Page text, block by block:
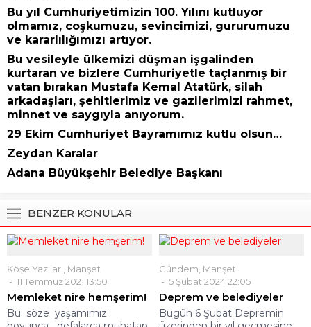
Bu yıl Cumhuriyetimizin 100. Yılını kutluyor
olmamız, coşkumuzu, sevincimizi, gururumuzu
ve kararlılığımızı artıyor.
Bu vesileyle ülkemizi düşman işgalinden
kurtaran ve bizlere Cumhuriyetle taçlanmış bir
vatan bırakan Mustafa Kemal Atatürk, silah
arkadaşları, şehitlerimiz ve gazilerimizi rahmet,
minnet ve saygıyla anıyorum.
29 Ekim Cumhuriyet Bayramımız kutlu olsun…
Zeydan Karalar
Adana Büyükşehir Belediye Başkanı
BENZER KONULAR
Köşe Yazıları Manşet
11 Temmuz 2021 13:50
Memleket nire hemşerim!
Bu söze yaşamımız
Gündem Manşet
5 Şubat 2024 22:05
Deprem ve belediyeler
Bugün 6 Şubat Depremin